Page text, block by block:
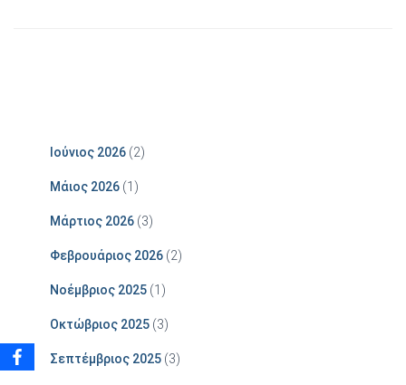
Ιούνιος 2026 (2)
Μάιος 2026 (1)
Μάρτιος 2026 (3)
Φεβρουάριος 2026 (2)
Νοέμβριος 2025 (1)
Οκτώβριος 2025 (3)
Σεπτέμβριος 2025 (3)